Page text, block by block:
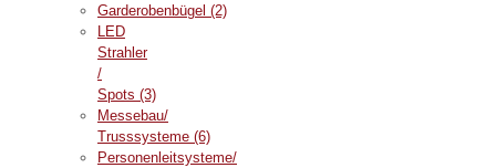
Garderobenbügel (2)
LED
Strahler
/
Spots (3)
Messebau/
Trusssysteme (6)
Personenleitsysteme/